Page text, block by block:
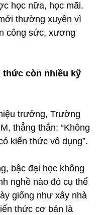
học nữa, học mãi.
thường xuyên vì
công sức, xương
thức còn nhiều kỹ
trưởng, Trường
thẳng thắn: “Không
kiến thức vô dụng”.
bậc đại học không
nghề nào đó cụ thể
giống như xây nhà
thức cơ bản là